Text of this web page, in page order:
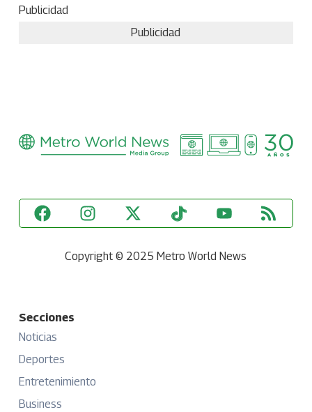
Publicidad
Publicidad
Copyright © 2025 Metro World News
Secciones
Noticias
Deportes
Entretenimiento
Business